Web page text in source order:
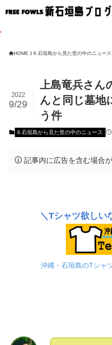
HOME 6.石垣島から見た世の中のニュース
上島竜兵さん
んと同じ墓地
う件
2022
9/29
6.石垣島から見た世の中のニュース
記事内に広告を含む場合が
＼Tシャツ欲しい
沖縄・石垣島のTシャ